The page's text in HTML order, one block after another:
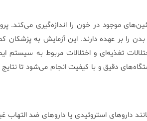
موجود در خون را اندازه‌گیری می‌کند.
را بر عهده دارند. این آزمایش به پزشکان
تغذیه‌ای و اختلالات مربوط به سیستم
دقیق و با کیفیت انجام می‌شود تا نتایج
داروهای استروئیدی یا داروهای ضد التهاب